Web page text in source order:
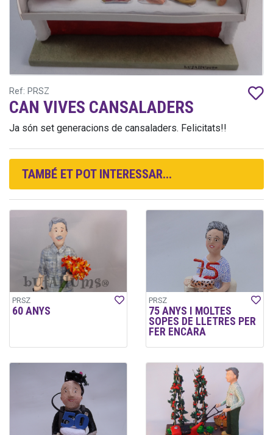
Ref: PRSZ
CAN VIVES CANSALADERS
Ja són set generacions de cansaladers. Felicitats!!
TAMBÉ ET POT INTERESSAR...
PRSZ
60 ANYS
PRSZ
75 ANYS I MOLTES
SOPES DE LLETRES PER
FER ENCARA